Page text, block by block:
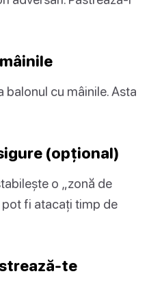
cu mâinile. Asta
(opțional)
o „zonă de
pot fi atacați timp de
te